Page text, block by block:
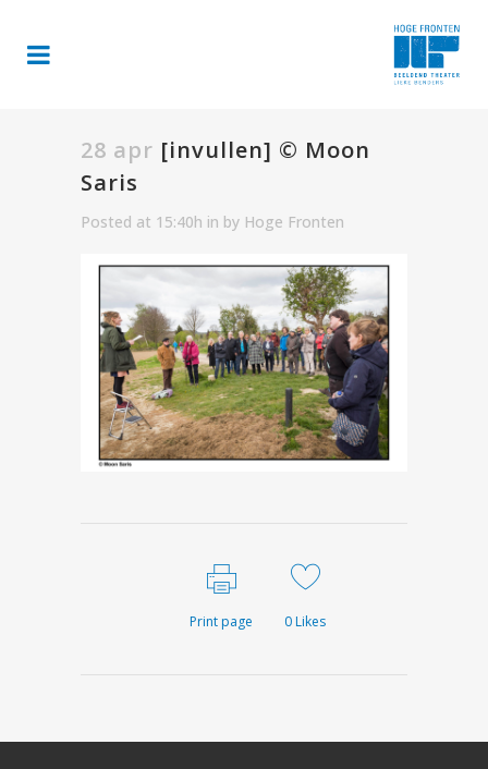
28 apr [invullen] © Moon
Saris
Posted at 15:40h in by Hoge Fronten
Print page 0Likes